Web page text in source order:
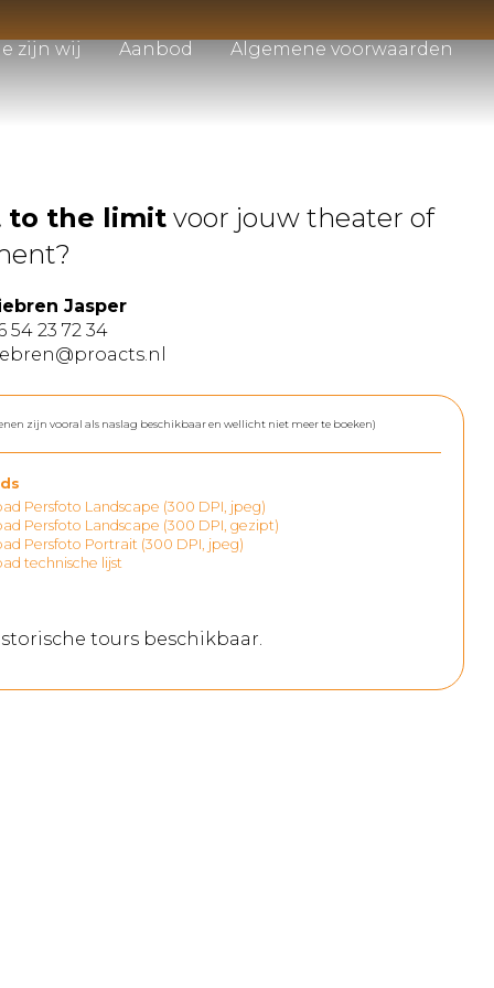
zijn wij Aanbod Algemene voorwaarden
to the limitvoor jouw theater of
Jasper
54 23 72 34
zijn vooral als naslag beschikbaar en wellicht niet meer te boeken)
Persfoto Landscape (300 DPI, jpeg)
Persfoto Landscape (300 DPI, gezipt)
Persfoto Portrait (300 DPI, jpeg)
technische lijst
tours beschikbaar.